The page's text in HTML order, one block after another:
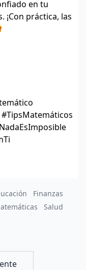
en tu
práctica, las
Finanzas
Salud